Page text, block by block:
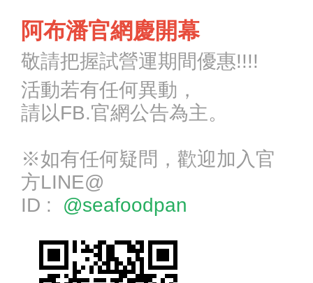
阿布潘官網慶開幕
敬請把握試營運期間優惠!!!!
活動若有任何異動，
請以FB.官網公告為主。
※如有任何疑問，歡迎加入官
方LINE@
ID : @seafoodpan